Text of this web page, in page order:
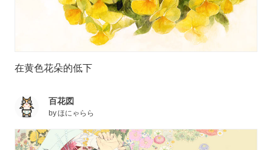
在黄色花朵的低下
百花図
byほにゃらら